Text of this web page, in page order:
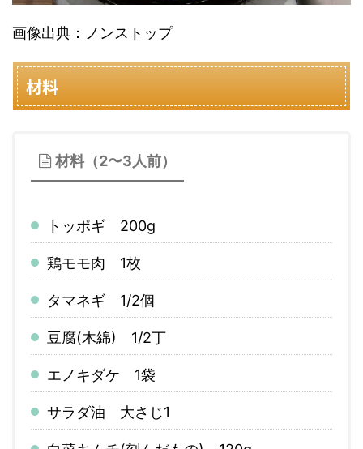
画像出典：ノンストップ
材料
材料（2〜3人前）
トッポギ 200g
鶏モモ肉 1枚
タマネギ 1/2個
豆腐(木綿) 1/2丁
エノキダケ 1袋
サラダ油 大さじ1